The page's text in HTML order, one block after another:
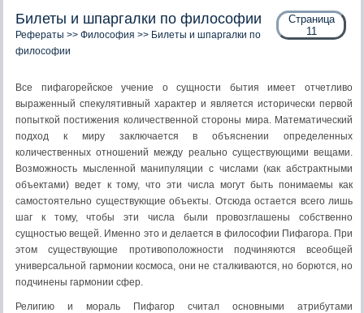
Страница
11
Билеты и шпаргалки по философии
Рефераты >> Философия >> Билеты и шпаргалки по
философии
Все пифагорейское учение о сущности бытия имеет отчетливо
выраженный спекулятивный характер и является исторически первой
попыткой постижения количественной стороны мира. Математический
подход к миру заключается в объяснении определенных
количественных отношений между реально существующими вещами.
Возможность мысленной манипуляции с числами (как абстрактными
объектами) ведет к тому, что эти числа могут быть понимаемы как
самостоятельно существующие объекты. Отсюда остается всего лишь
шаг к тому, чтобы эти числа были провозглашены собственно
сущностью вещей. Именно это и делается в философии Пифагора. При
этом существующие противоположности подчиняются всеобщей
универсальной гармонии космоса, они не сталкиваются, но борются, но
подчинены гармонии сфер.
Религию и мораль Пифагор считал основными атрибутами